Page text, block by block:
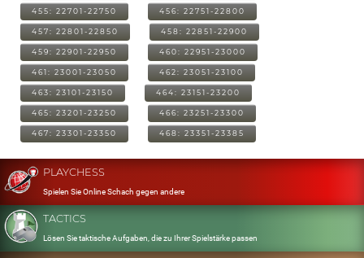
455: 22701-22750 456: 22751-22800
457: 22801-22850 458: 22851-22900
459: 22901-22950 460: 22951-23000
461: 23001-23050 462: 23051-23100
463: 23101-23150 464: 23151-23200
465: 23201-23250 466: 23251-23300
467: 23301-23350 468: 23351-23385
PLAYCHESS
Spielen Sie Online Schach gegen andere
TACTICS
Lösen Sie taktische Aufgaben, die zu Ihrer Spielstärke passen